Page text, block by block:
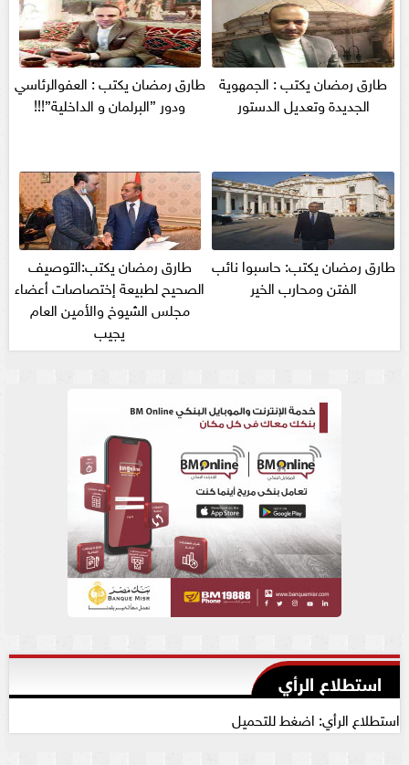
طارق رمضان يكتب : الجمهوية
الجديدة وتعديل الدستور
طارق رمضان يكتب : العفوالرئاسي
ودور ”البرلمان و الداخلية”!!!
طارق رمضان يكتب: حاسبوا نائب
الفتن ومحارب الخير
طارق رمضان يكتب:التوصيف
الصحيح لطبيعة إختصاصات أعضاء
مجلس الشيوخ والأمين العام
يجيب
استطلاع الرأي
استطلاع الرأي: اضغط للتحميل